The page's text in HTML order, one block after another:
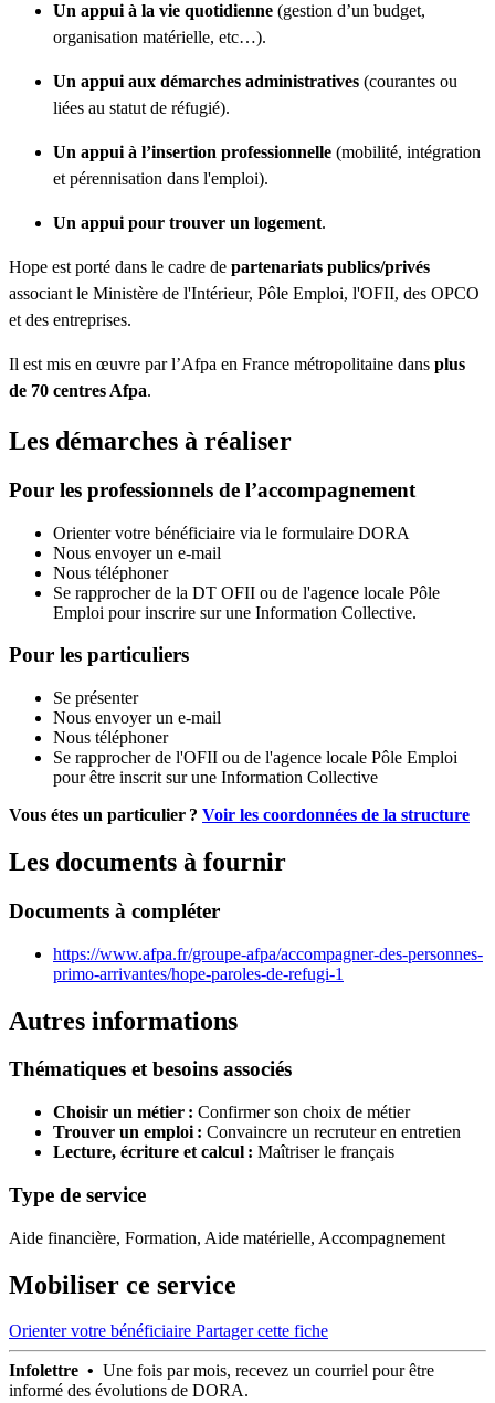
Un appui à la vie quotidienne (gestion d’un budget,
organisation matérielle, etc…).
Un appui aux démarches administratives (courantes ou
liées au statut de réfugié).
Un appui à l’insertion professionnelle (mobilité, intégration
et pérennisation dans l'emploi).
Un appui pour trouver un logement.
Hope est porté dans le cadre de partenariats publics/privés
associant le Ministère de l'Intérieur, Pôle Emploi, l'OFII, des OPCO
et des entreprises.
Il est mis en œuvre par l’Afpa en France métropolitaine dans plus
de 70 centres Afpa.
Les démarches à réaliser
Pour les professionnels de l’accompagnement
Orienter votre bénéficiaire via le formulaire DORA
Nous envoyer un e-mail
Nous téléphoner
Se rapprocher de la DT OFII ou de l'agence locale Pôle
Emploi pour inscrire sur une Information Collective.
Pour les particuliers
Se présenter
Nous envoyer un e-mail
Nous téléphoner
Se rapprocher de l'OFII ou de l'agence locale Pôle Emploi
pour être inscrit sur une Information Collective
Vous étes un particulier ? Voir les coordonnées de la structure
Les documents à fournir
Documents à compléter
https://www.afpa.fr/groupe-afpa/accompagner-des-personnes-
primo-arrivantes/hope-paroles-de-refugi-1
Autres informations
Thématiques et besoins associés
Choisir un métier : Confirmer son choix de métier
Trouver un emploi : Convaincre un recruteur en entretien
Lecture, écriture et calcul : Maîtriser le français
Type de service
Aide financière, Formation, Aide matérielle, Accompagnement
Mobiliser ce service
Orienter votre bénéficiaire Partager cette fiche
Infolettre • Une fois par mois, recevez un courriel pour être
informé des évolutions de DORA.